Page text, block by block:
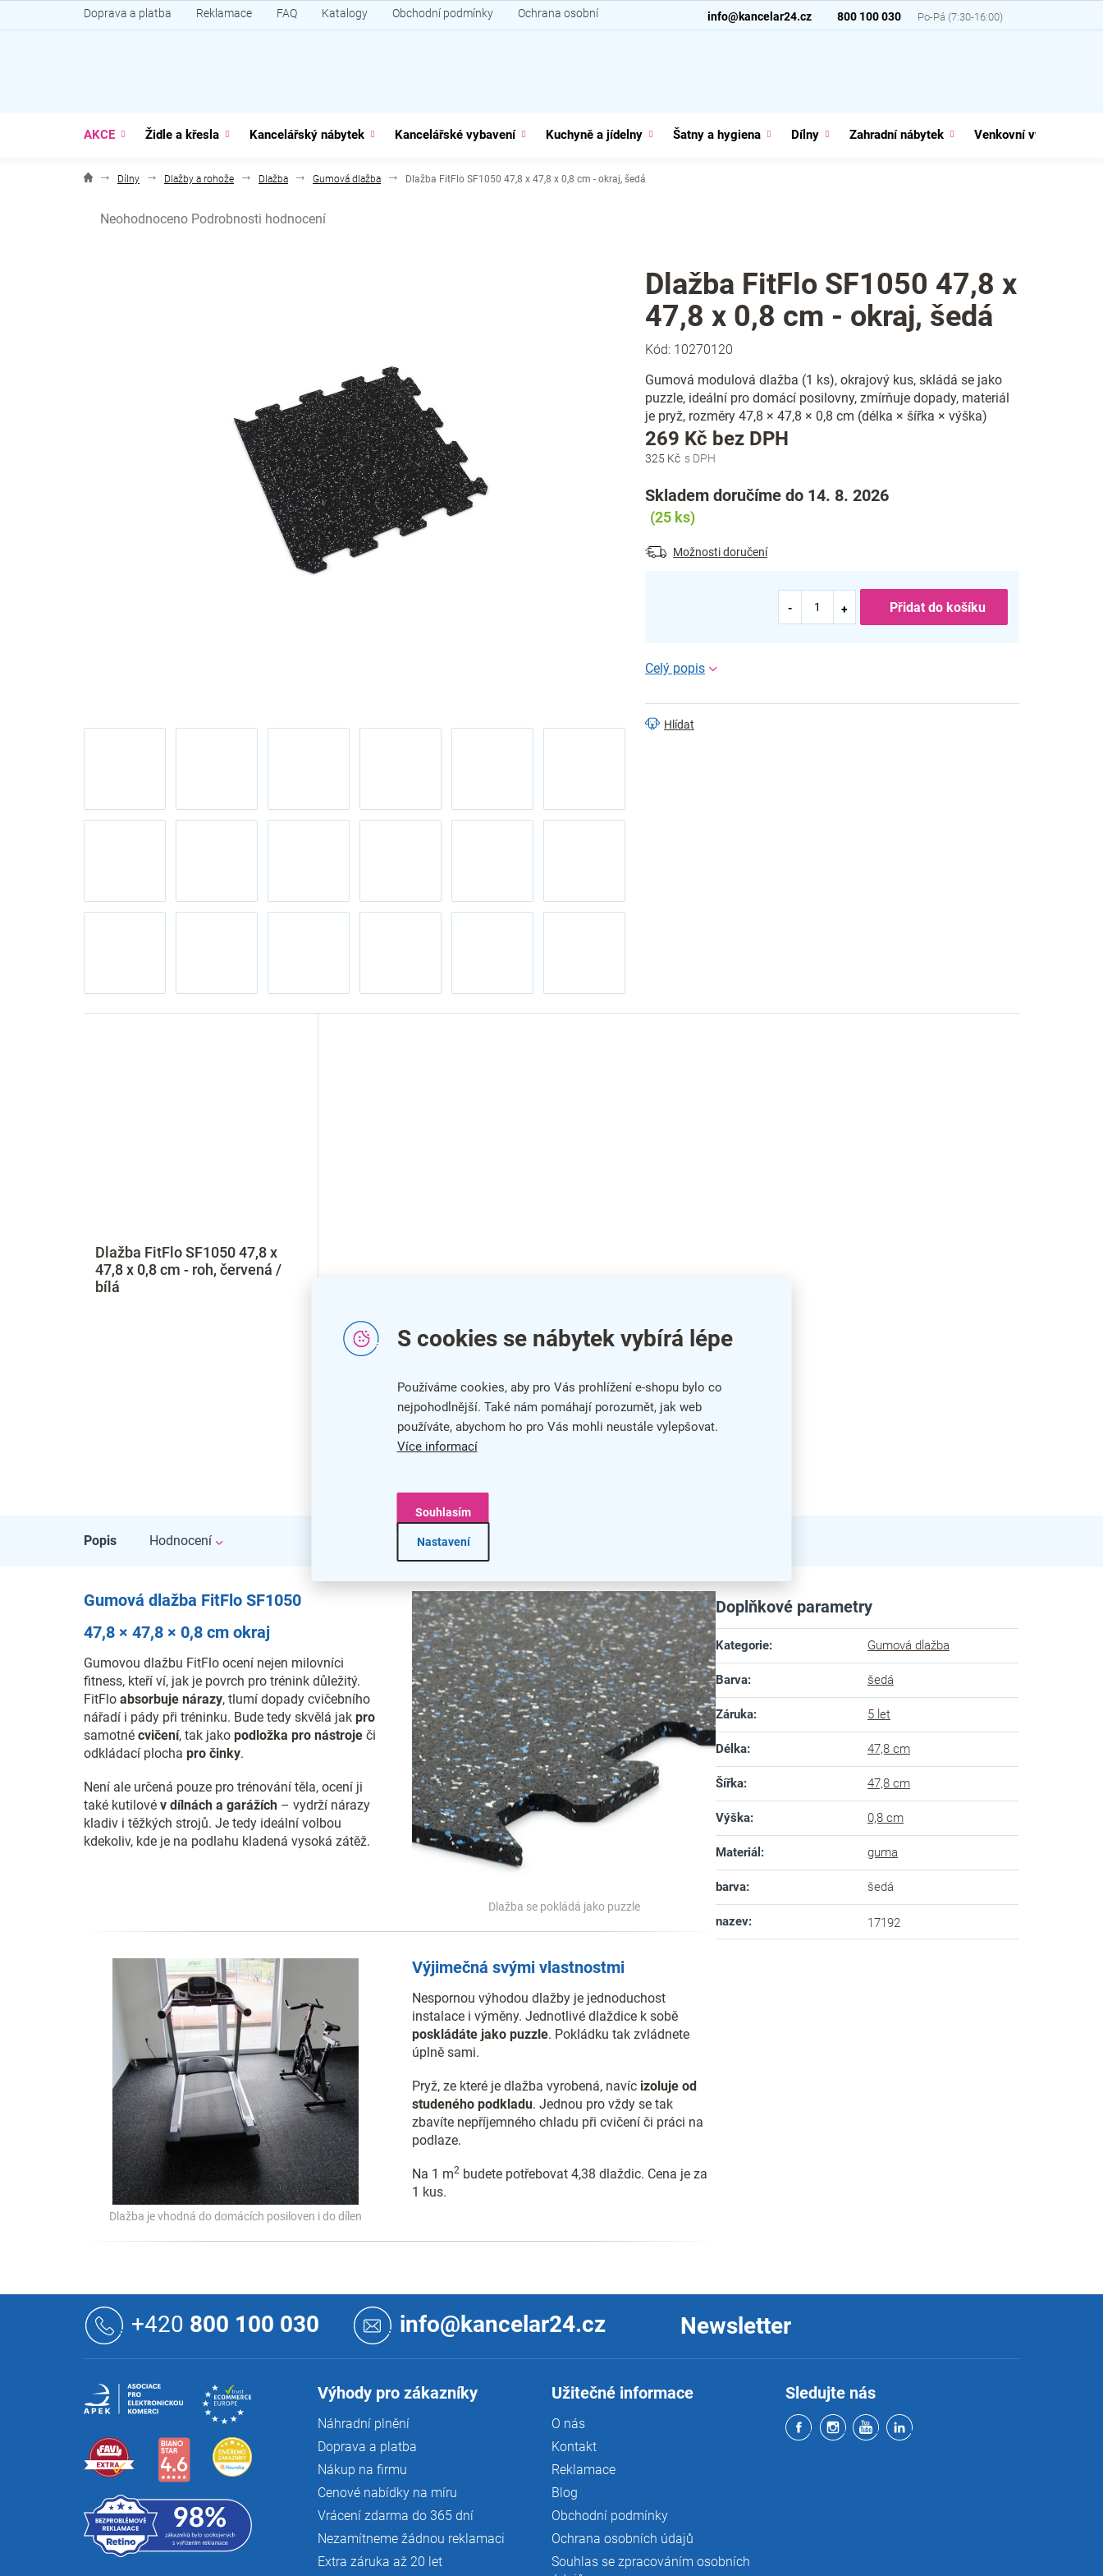
S cookies se nábytek vybírá lépe
Používáme cookies, aby pro Vás prohlížení e-shopu bylo co
nejpohodlnější. Také nám pomáhají porozumět, jak web
používáte, abychom ho pro Vás mohli neustále vylepšovat.
Více informací
Nastavení
Souhlasím
na
800 100 030
info@kancelar24.cz
Doprava a platba Reklamace FAQ Katalogy Obchodní podmínky Ochrana osobních údajů
AKCE Židle a křesla Kancelářský nábytek Kancelářské vybavení Kuchyně a jídelny Šatny a hygiena Dílny Zahradní nábytek Venkovní vybavení
Dílny Dlažby a rohože Dlažba Gumová dlažba Dlažba FitFlo SF1050 47,8 x 47,8 x 0,8 cm - okraj, šedá
hodnocení
Neohodnoceno Podrobnosti hodnocení
Dlažba FitFlo SF1050 47,8 x
47,8 x 0,8 cm - okraj, šedá
Kód: 10270120
Gumová modulová dlažba (1 ks), okrajový kus, skládá se jako
puzzle, ideální pro domácí posilovny, zmírňuje dopady, materiál
je pryž, rozměry 47,8 × 47,8 × 0,8 cm (délka × šířka × výška)
325 Kč
269 Kč bez DPH
Skladem doručíme do 14. 8. 2026
(25 ks)
Možnosti doručení
Přidat do košíku
Hlídat
Dlažba FitFlo SF1050 47,8 x
47,8 x 0,8 cm - roh, červená /
bílá
Popis Hodnocení
Gumová dlažba FitFlo SF1050
47,8 × 47,8 × 0,8 cm okraj
Gumovou dlažbu FitFlo ocení nejen milovníci
fitness, kteří ví, jak je povrch pro trénink důležitý.
FitFlo absorbuje nárazy, tlumí dopady cvičebního
nářadí i pády při tréninku. Bude tedy skvělá jak pro
samotné cvičení, tak jako podložka pro nástroje či
odkládací plocha pro činky.
Není ale určená pouze pro trénování těla, ocení ji
také kutilové v dílnách a garážích – vydrží nárazy
kladiv i těžkých strojů. Je tedy ideální volbou
kdekoliv, kde je na podlahu kladená vysoká zátěž.
Dlažba se pokládá jako puzzle
Dlažba je vhodná do domácích posiloven i do dílen
Výjimečná svými vlastnostmi
Nespornou výhodou dlažby je jednoduchost
instalace i výměny. Jednotlivé dlaždice k sobě
poskládáte jako puzzle. Pokládku tak zvládnete
úplně sami.
Pryž, ze které je dlažba vyrobená, navíc izoluje od
studeného podkladu. Jednou pro vždy se tak
zbavíte nepříjemného chladu při cvičení či práci na
podlaze.
Na 1 m2 budete potřebovat 4,38 dlaždic. Cena je za
1 kus.
Doplňkové parametry
Kategorie: Gumová dlažba
Barva: šedá
Záruka: 5 let
Délka: 47,8 cm
Šířka: 47,8 cm
Výška: 0,8 cm
Materiál : guma
barva: šedá
nazev: 17192
+420 800 100 030 info@kancelar24.cz Newsletter
Výhody pro zákazníky
Náhradní plnění
Doprava a platba
Nákup na firmu
Cenové nabídky na míru
Vrácení zdarma do 365 dní
Nezamítneme žádnou reklamaci
Extra záruka až 20 let
Užitečné informace
O nás
Kontakt
Reklamace
Blog
Obchodní podmínky
Ochrana osobních údajů
Souhlas se zpracováním osobních
Sledujte nás